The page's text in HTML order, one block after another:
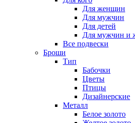
Для женщин
Для мужчин
Для детей
Для мужчин и
Все подвески
Броши
Тип
Бабочки
Цветы
Птицы
Дизайнерские
Металл
Белое золото